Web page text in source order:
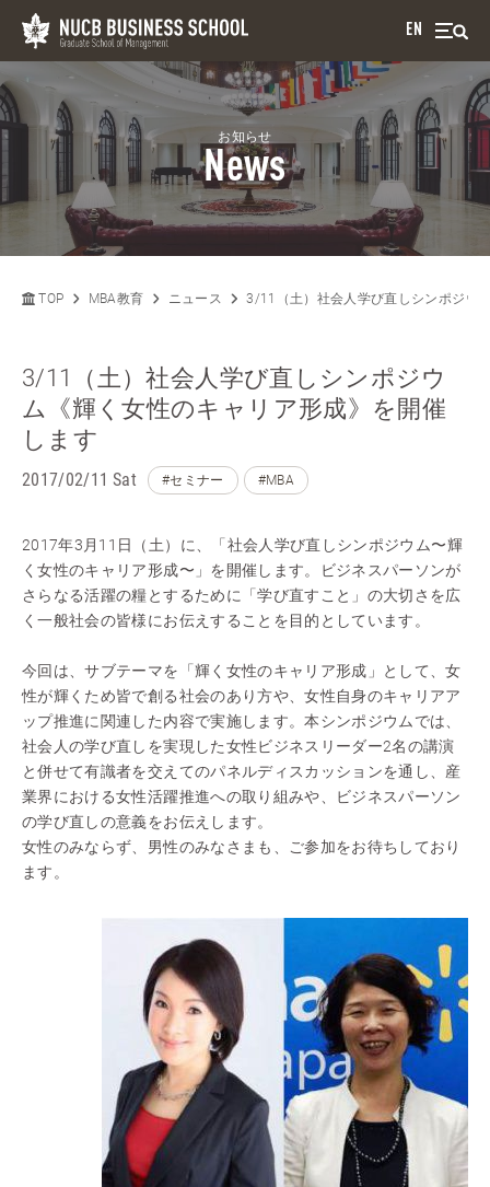
EN
お知らせ
News
TOP MBA教育 ニュース 3/11（土）社会人学び直しシンポジウ
3/11（土）社会人学び直しシンポジウ
ム《輝く女性のキャリア形成》を開催
します
2017/02/11 Sat #セミナー #MBA
2017年3月11日（土）に、「社会人学び直しシンポジウム〜輝
く女性のキャリア形成〜」を開催します。ビジネスパーソンが
さらなる活躍の糧とするために「学び直すこと」の大切さを広
く一般社会の皆様にお伝えすることを目的としています。
今回は、サブテーマを「輝く女性のキャリア形成」として、女
性が輝くため皆で創る社会のあり方や、女性自身のキャリアア
ップ推進に関連した内容で実施します。本シンポジウムでは、
社会人の学び直しを実現した女性ビジネスリーダー2名の講演
と併せて有識者を交えてのパネルディスカッションを通し、産
業界における女性活躍推進への取り組みや、ビジネスパーソン
の学び直しの意義をお伝えします。
女性のみならず、男性のみなさまも、ご参加をお待ちしており
ます。